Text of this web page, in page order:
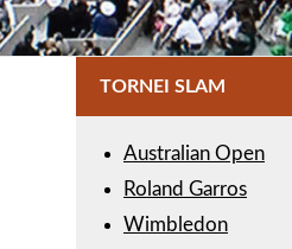
TORNEI SLAM
Australian Open
Roland Garros
Wimbledon